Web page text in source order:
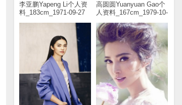
李亚鹏Yapeng Li个人资
料_183cm_1971-09-27
高圆圆Yuanyuan Gao个
人资料_167cm_1979-10-